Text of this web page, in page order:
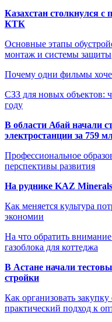
Казахстан столкнулся с
КТК
Основные этапы
монтаж и системы защиты
Почему одни фильмы
СЗЗ для новых объектов:
году
В области Абай начали
электростанции за 759
Профессиональное
перспективы развития
На руднике KAZ
Как меняется культура
экономии
На что обратить
газоблока для коттеджа
В Астане начали
стройки
Как организовать
практический подход к